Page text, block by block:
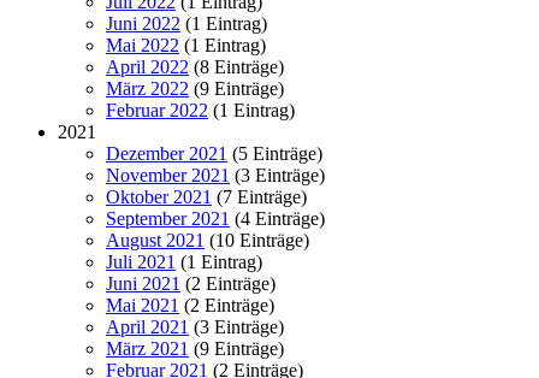
Juni 2022 (1 Eintrag)
Mai 2022 (1 Eintrag)
April 2022 (8 Einträge)
März 2022 (9 Einträge)
Februar 2022 (1 Eintrag)
2021
Dezember 2021 (5 Einträge)
November 2021 (3 Einträge)
Oktober 2021 (7 Einträge)
September 2021 (4 Einträge)
August 2021 (10 Einträge)
Juli 2021 (1 Eintrag)
Juni 2021 (2 Einträge)
Mai 2021 (2 Einträge)
April 2021 (3 Einträge)
März 2021 (9 Einträge)
Februar 2021 (2 Einträge)